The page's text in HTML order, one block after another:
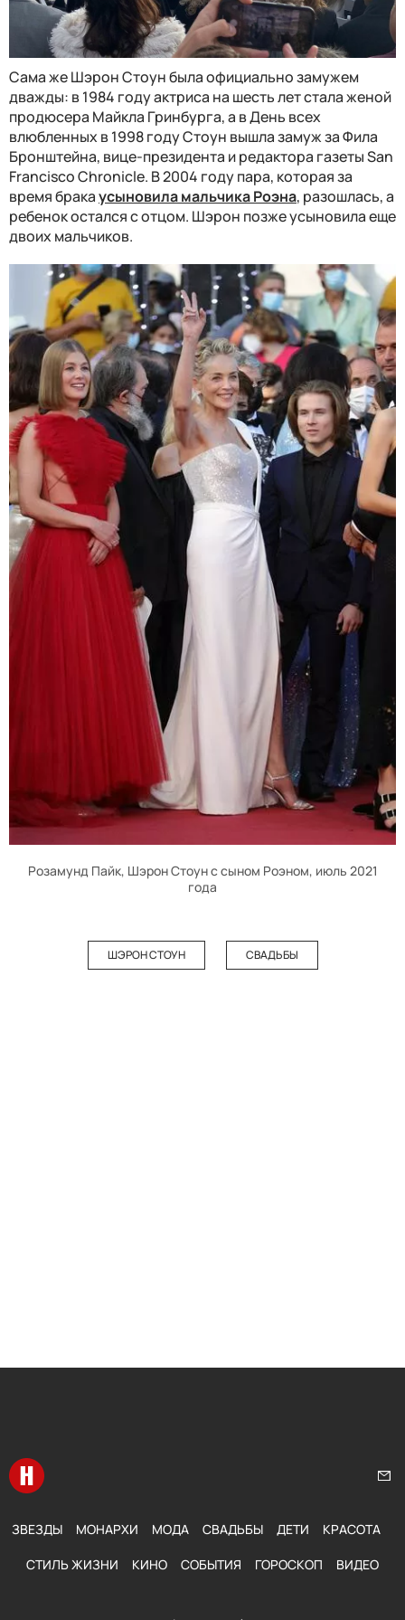
Сама же Шэрон Стоун была официально замужем
дважды: в 1984 году актриса на шесть лет стала женой
продюсера Майкла Гринбурга, а в День всех
влюбленных в 1998 году Стоун вышла замуж за Фила
Бронштейна, вице-президента и редактора газеты San
Francisco Chronicle. В 2004 году пара, которая за
время бракаусыновила мальчика Роэна, разошлась, а
ребенок остался с отцом. Шэрон позже усыновила еще
двоих мальчиков.
Розамунд Пайк, Шэрон Стоун с сыном Роэном, июль 2021
года
ШЭРОН СТОУН СВАДЬБЫ
Перейти на главную
ЗВЕЗДЫ МОНАРХИ МОДА СВАДЬБЫ ДЕТИ КРАСОТА
СТИЛЬ ЖИЗНИ КИНО СОБЫТИЯ ГОРОСКОП ВИДЕО